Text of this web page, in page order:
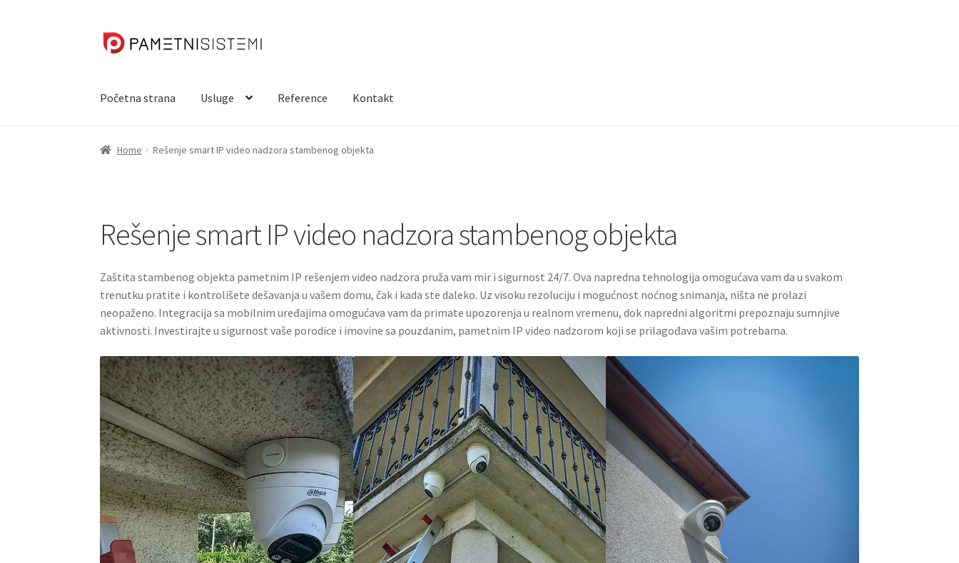
Skip
to
Skip
to
Početna strana
Usluge Reference Kontakt
Home Rešenje smart IP video nadzora stambenog objekta
Rešenje smart IP video nadzora stambenog objekta
Zaštita stambenog objekta pametnim IP rešenjem video nadzora pruža vam mir i sigurnost 24/7. Ova napredna tehnologija omogućava vam da u svakom
trenutku pratite i kontrolišete dešavanja u vašem domu, čak i kada ste daleko. Uz visoku rezoluciju i mogućnost noćnog snimanja, ništa ne prolazi
neopaženo. Integracija sa mobilnim uređajima omogućava vam da primate upozorenja u realnom vremenu, dok napredni algoritmi prepoznaju sumnjive
aktivnosti. Investirajte u sigurnost vaše porodice i imovine sa pouzdanim, pametnim IP video nadzorom koji se prilagođava vašim potrebama.